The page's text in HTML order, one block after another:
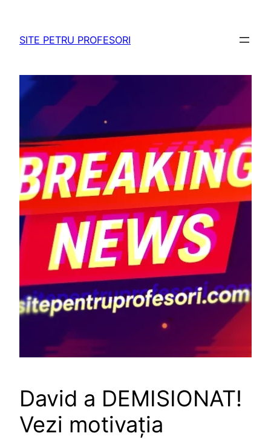
conținut
SITE PETRU PROFESORI
David a DEMISIONAT!
Vezi motivația